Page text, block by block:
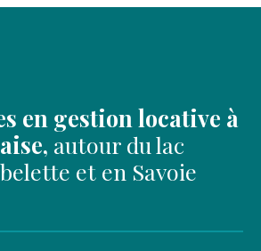
en gestion locative à
autour du lac
et en Savoie